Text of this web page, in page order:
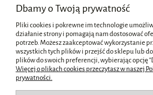
wymiarze czasowym. Na stronach
będzie w jednym konkretnym
organizerze ślubnym.
Pomoc
Dbamy o Twoją prywatność
Pliki cookies i pokrewne im technologie
działanie strony i pomagają nam dostosować
potrzeb. Możesz zaakceptować wykorzystanie
wszystkich tych plików i przejść do sklepu lub
plików do swoich preferencji, wybierając opcję
Więcej o plikach cookies przeczytasz w naszej
prywatności.